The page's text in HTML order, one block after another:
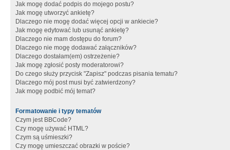
Jak mogę dodać podpis do mojego postu?
Jak mogę utworzyć ankietę?
Dlaczego nie mogę dodać więcej opcji w ankiecie?
Jak mogę edytować lub usunąć ankietę?
Dlaczego nie mam dostępu do forum?
Dlaczego nie mogę dodawać załączników?
Dlaczego dostałam(em) ostrzeżenie?
Jak mogę zgłosić posty moderatorowi?
Do czego służy przycisk "Zapisz" podczas pisania tematu?
Dlaczego mój post musi być zatwierdzony?
Jak mogę podbić mój temat?
Formatowanie i typy tematów
Czym jest BBCode?
Czy mogę używać HTML?
Czym są uśmieszki?
Czy mogę umieszczać obrazki w poście?